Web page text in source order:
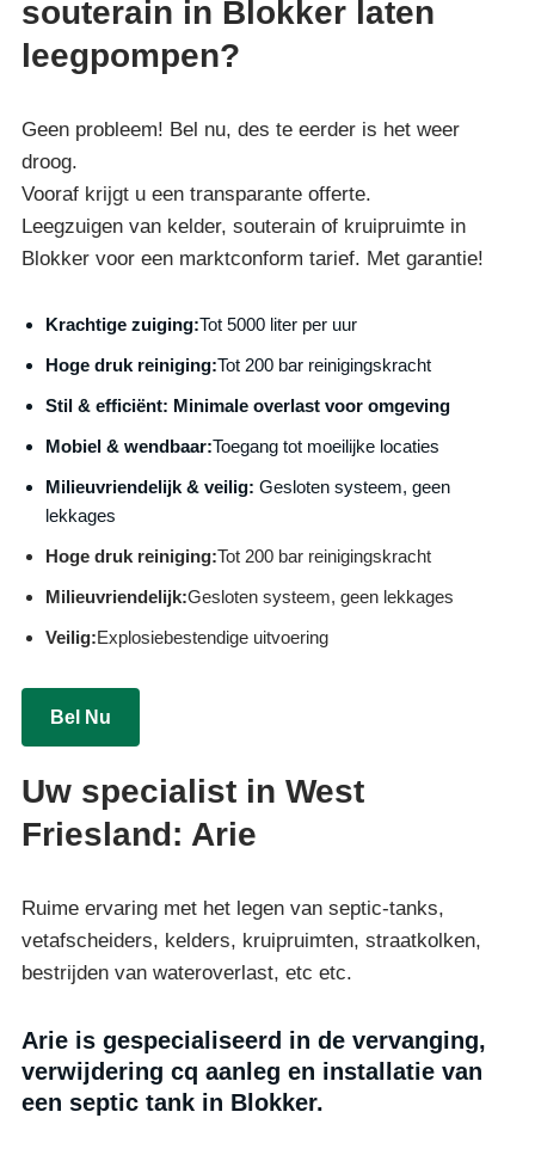
souterain in Blokker laten
leegpompen?
Geen probleem! Bel nu, des te eerder is het weer
droog.
Vooraf krijgt u een transparante offerte.
Leegzuigen van kelder, souterain of kruipruimte in
Blokker voor een marktconform tarief. Met garantie!
Krachtige zuiging:Tot 5000 liter per uur
Hoge druk reiniging:Tot 200 bar reinigingskracht
Stil & efficiënt: Minimale overlast voor omgeving
Mobiel & wendbaar:Toegang tot moeilijke locaties
Milieuvriendelijk & veilig: Gesloten systeem, geen
lekkages
Hoge druk reiniging:Tot 200 bar reinigingskracht
Milieuvriendelijk:Gesloten systeem, geen lekkages
Veilig:Explosiebestendige uitvoering
Bel Nu
Uw specialist in West
Friesland: Arie
Ruime ervaring met het legen van septic-tanks,
vetafscheiders, kelders, kruipruimten, straatkolken,
bestrijden van wateroverlast, etc etc.
Arie is gespecialiseerd in de vervanging,
verwijdering cq aanleg en installatie van
een septic tank in Blokker.